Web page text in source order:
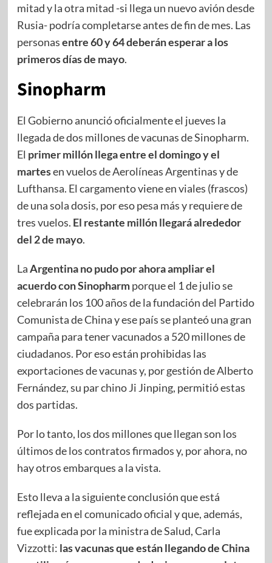
mitad y la otra mitad -si llega un nuevo avión desde
Rusia- podría completarse antes de fin de mes. Las
personasentre 60 y 64 deberán esperar a los
primeros días de mayo.
Sinopharm
El Gobierno anunció oficialmente el jueves la
llegada de dos millones de vacunas de Sinopharm.
El primer millón llega entre el domingo y el
martesen vuelos de Aerolíneas Argentinas y de
Lufthansa. El cargamento viene en viales (frascos)
de una sola dosis, por eso pesa más y requiere de
tres vuelos. El restante millón llegará alrededor
del 2 de mayo.
LaArgentina no pudo por ahora ampliar el
acuerdo con Sinopharmporque el 1 de julio se
celebrarán los 100 años de la fundación del Partido
Comunista de China y ese país se planteó una gran
campaña para tener vacunados a 520 millones de
ciudadanos. Por eso están prohibidas las
exportaciones de vacunas y, por gestión de Alberto
Fernández, su par chino Ji Jinping, permitió estas
dos partidas.
Por lo tanto, los dos millones que llegan son los
últimos de los contratos firmados y, por ahora, no
hay otros embarques a la vista.
Esto lleva a la siguiente conclusión que está
reflejada en el comunicado oficial y que, además,
fue explicada por la ministra de Salud, Carla
Vizzotti: las vacunas que están llegando de China